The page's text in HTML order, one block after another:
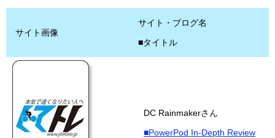
サイト画像
サイト・ブログ名
■タイトル
DC Rainmakerさん
■PowerPod In-Depth Review